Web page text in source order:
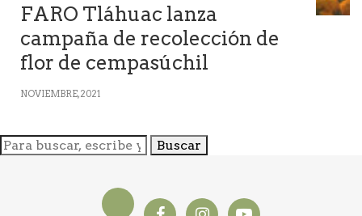
FARO Tláhuac lanza
campaña de recolección de
flor de cempasúchil
NOVIEMBRE, 2021
Buscar